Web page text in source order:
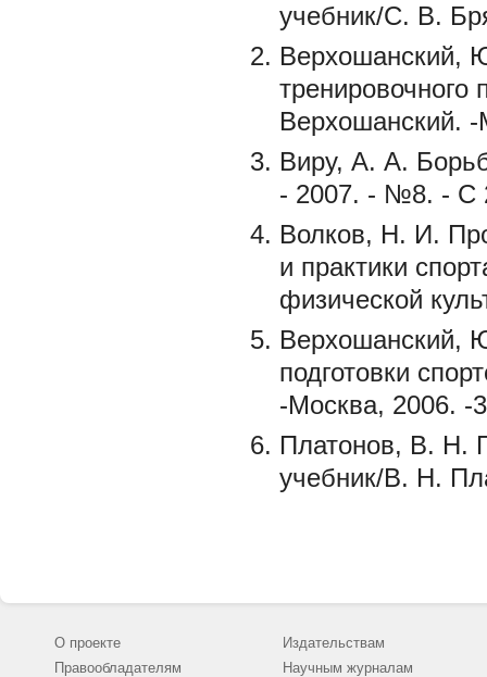
учебник/С. В.
Верхошанский,
Верхошанский.
Виру, А. А.
- 2007. - №8. - С
Волков, Н. И.
и практики
физической
Верхошанский,
подготовки
-Москва, 2006. -
Платонов, В. Н.
учебник/В. Н.
О проекте
Правообладателям
Издательствам
Научным журналам